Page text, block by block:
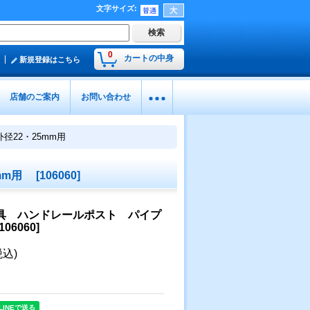
文字サイズ:
0 カートの中身
新規登録はこちら
店舗のご案内 お問い合わせ
径22・25mm用
用 [106060]
ハンドレールポスト パイプ
]
込)